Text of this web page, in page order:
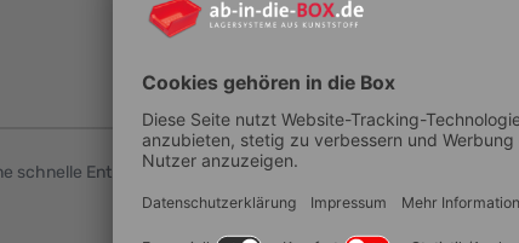
schnelle Entnahme und besitzen 4 rückführende